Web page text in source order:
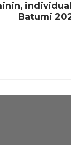
Batumi